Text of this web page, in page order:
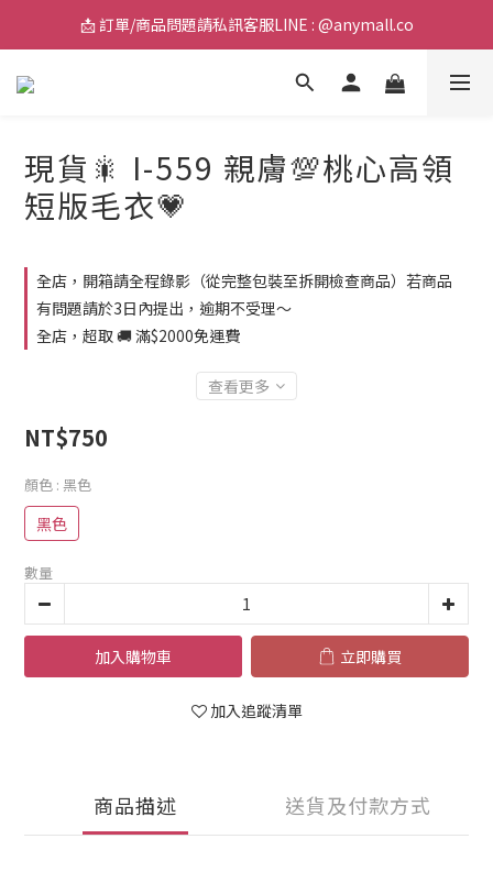
📩 訂單/商品問題請私訊客服LINE : @anymall.co
📩 訂單/商品問題請私訊客服LINE : @anymall.co
🚚 全館滿$2000超取免運 / $3800宅配免運
現貨🎇 I-559 親膚💯桃心高領
短版毛衣💗
全店，開箱請全程錄影（從完整包裝至拆開檢查商品）若商品
有問題請於3日內提出，逾期不受理～
全店，超取 🚚 滿$2000免運費
查看更多
NT$750
顏色 : 黑色
黑色
數量
加入購物車 立即購買
加入追蹤清單
商品描述 送貨及付款方式